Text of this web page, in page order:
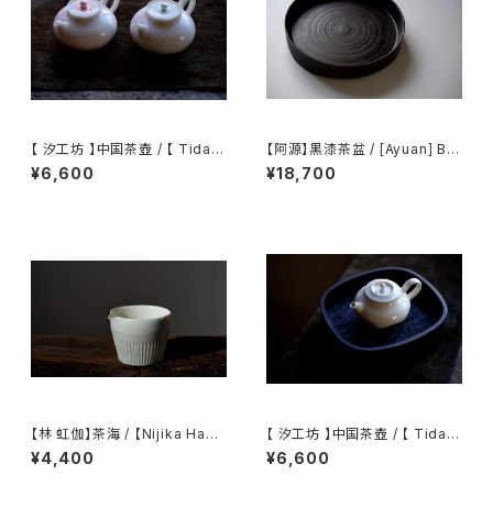
【 汐工坊 】中国茶壺 / 【 Tidal
Atelier 】Chinese teapot
¥6,600
【阿源】黒漆茶盆 / [Ayuan] Bla
ck Lacquer Tea Tray
¥18,700
【林 虹伽】茶海 / 【Nijika Haya
shi 】tea pitcher
¥4,400
【 汐工坊 】中国茶壺 / 【 Tidal
Atelier 】Chinese teapot
¥6,600